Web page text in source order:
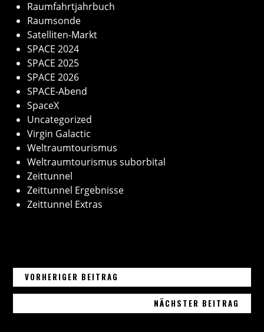
Raumfahrtjahrbuch
Raumsonde
Satelliten-Markt
SPACE 2024
SPACE 2025
SPACE 2026
SPACE-Abend
SpaceX
Uncategorized
Virgin Galactic
Weltraumtourismus
Weltraumtourismus suborbital
Zeittunnel
Zeittunnel Ergebnisse
Zeittunnel Extras
Beitragsnavigation
VORHERIGER BEITRAG
NÄCHSTER BEITRAG